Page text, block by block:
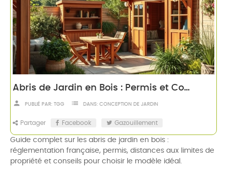
Abris de Jardin en Bois : Permis et Conseils de Choix
Partager Facebook Gazouillement
person PUBLIÉ PAR: TGG list DANS: CONCEPTION DE JARDIN
Guide complet sur les abris de jardin en bois :
réglementation française, permis, distances aux limites de
propriété et conseils pour choisir le modèle idéal.